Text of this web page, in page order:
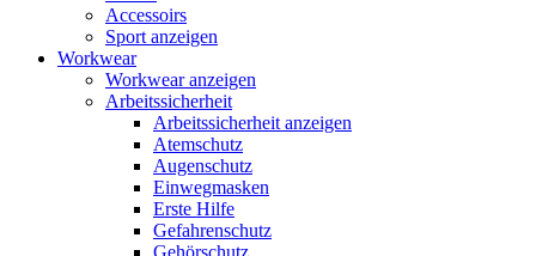
Accessoirs
Sport anzeigen
Workwear
Workwear anzeigen
Arbeitssicherheit
Arbeitssicherheit anzeigen
Atemschutz
Augenschutz
Einwegmasken
Erste Hilfe
Gefahrenschutz
Gehörschutz